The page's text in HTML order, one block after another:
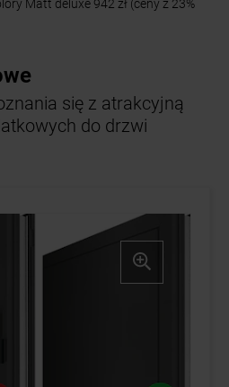
Matt deluxe 942 zł (ceny z 23%
się z atrakcyjną
do drzwi